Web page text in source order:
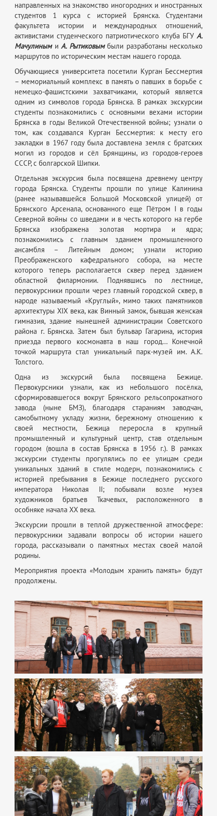
направленных на знакомство иногородних и иностранных
студентов 1 курса с историей Брянска. Студентами
факультета истории и международных отношений,
активистами студенческого патриотического клуба БГУ А.
Мачулиными А. Рытиковымбыли разработаны несколько
маршрутов по историческим местам нашего города.
Обучающиеся университета посетили Курган Бессмертия
– мемориальный комплекс в память о павших в борьбе с
немецко-фашистскими захватчиками, который является
одним из символов города Брянска. В рамках экскурсии
студенты познакомились с основными вехами истории
Брянска в годы Великой Отечественной войны; узнали о
том, как создавался Курган Бессмертия: к месту его
закладки в 1967 году была доставлена земля с братских
могил из городов и сёл Брянщины, из городов-героев
СССР, с болгарской Шипки.
Отдельная экскурсия была посвящена древнему центру
города Брянска. Студенты прошли по улице Калинина
(ранее называвшейся Большой Московской улицей) от
Брянского Арсенала, основанного еще Пётром I в годы
Северной войны со шведами и в честь которого на гербе
Брянска изображена золотая мортира и ядра;
познакомились с главным зданием промышленного
ансамбля – Литейным домом; узнали историю
Преображенского кафедрального собора, на месте
которого теперь располагается сквер перед зданием
областной филармонии. Поднявшись по лестнице,
первокурсники прошли через главный городской сквер, в
народе называемый «Круглый», мимо таких памятников
архитектуры XIX века, как Винный замок, бывшая женская
гимназия, здание нынешней администрации Советского
района г. Брянска. Затем был бульвар Гагарина, история
приезда первого космонавта в наш город... Конечной
точкой маршрута стал уникальный парк-музей им. А.К.
Толстого.
Одна из экскурсий была посвящена Бежице.
Первокурсники узнали, как из небольшого посёлка,
сформировавшегося вокруг Брянского рельсопрокатного
завода (ныне БМЗ), благодаря стараниям заводчан,
самобытному укладу жизни, бережному отношению к
своей местности, Бежица переросла в крупный
промышленный и культурный центр, став отдельным
городом (вошла в состав Брянска в 1956 г.). В рамках
экскурсии студенты прогулялись по ее улицам среди
уникальных зданий в стиле модерн, познакомились с
историей пребывания в Бежице последнего русского
императора Николая II; побывали возле музея
художников братьев Ткачевых, расположенного в
особняке начала ХХ века.
Экскурсии прошли в теплой дружественной атмосфере:
первокурсники задавали вопросы об истории нашего
города, рассказывали о памятных местах своей малой
родины.
Мероприятия проекта «Молодым хранить память» будут
продолжены.